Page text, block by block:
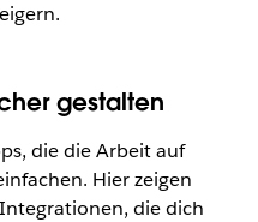
gestalten
die die Arbeit auf
Hier zeigen
die dich